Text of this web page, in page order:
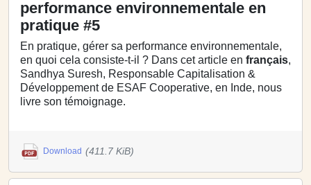
performance environnementale en
pratique #5
En pratique, gérer sa performance environnementale,
en quoi cela consiste-t-il ? Dans cet article en français,
Sandhya Suresh, Responsable Capitalisation &
Développement de ESAF Cooperative, en Inde, nous
livre son témoignage.
Download (411.7 KiB)